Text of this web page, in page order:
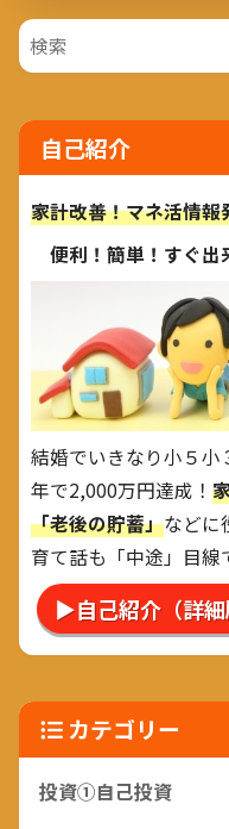
自己紹介
家計改善！マネ活情
便利！簡単！すぐ出
結婚でいきなり小５
年で2,000万円達成！
「老後の貯蓄」などに
育て話も「中途」目
▶自己紹介（詳細
カテゴリー
投資①自己投資